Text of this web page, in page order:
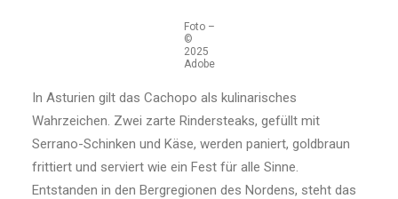
Foto –
©
2025
Adobe
In Asturien gilt das Cachopo als kulinarisches
Wahrzeichen. Zwei zarte Rindersteaks, gefüllt mit
Serrano-Schinken und Käse, werden paniert, goldbraun
frittiert und serviert wie ein Fest für alle Sinne.
Entstanden in den Bergregionen des Nordens, steht das